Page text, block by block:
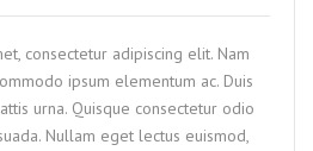
consectetur adipiscing elit. Nam
ipsum elementum ac. Duis
urna. Quisque consectetur odio
Nullam eget lectus euismod,